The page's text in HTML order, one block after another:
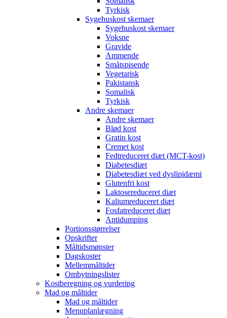
Tyrkisk
Sygehuskost skemaer
Sygehuskost skemaer
Voksne
Gravide
Ammende
Småtspisende
Vegetarisk
Pakistansk
Somalisk
Tyrkisk
Andre skemaer
Andre skemaer
Blød kost
Gratin kost
Cremet kost
Fedtreduceret diæt (MCT-kost)
Diabetesdiæt
Diabetesdiæt ved dyslipidæmi
Glutenfri kost
Laktosereduceret diæt
Kaliumreduceret diæt
Fosfatreduceret diæt
Antidumping
Portionsstørrelser
Opskrifter
Måltidsmønster
Dagskoster
Mellemmåltider
Ombytningslister
Kostberegning og vurdering
Mad og måltider
Mad og måltider
Menuplanlægning